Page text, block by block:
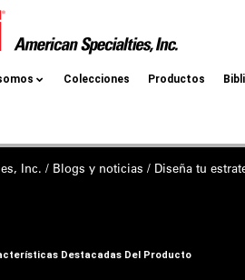
Colecciones Productos
Inc. / Blogs y noticias / Diseña tu
Destacadas Del Producto